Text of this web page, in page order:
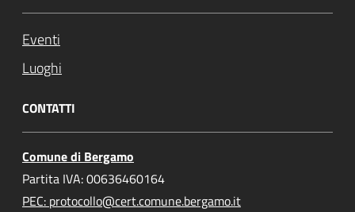
Eventi
Luoghi
CONTATTI
Comune di Bergamo
Partita IVA: 00636460164
PEC: protocollo@cert.comune.bergamo.it